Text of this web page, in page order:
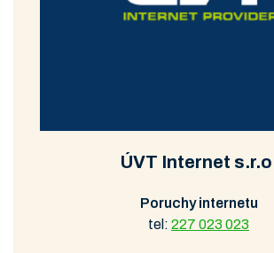
ÚVT Internet
Poruchy internetu
tel: 227 023 023